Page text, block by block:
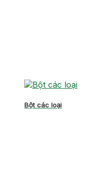
Bột các loại